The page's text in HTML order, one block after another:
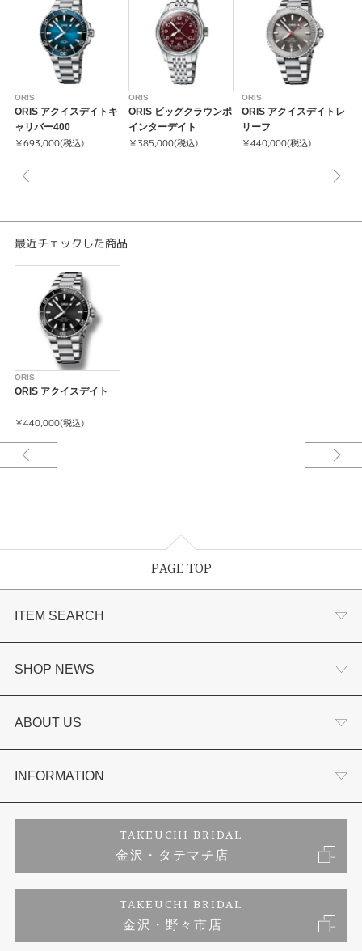
腕時計
ORIS
計算し尽くされたデザイン、高性能素材と実用的機能をあわせもつ、革新的
ORIS
ORIS アクイスデイトキ
ャリバー400
￥693,000(税込)
ORIS
ORIS ビッグクラウンポ
インターデイト
￥385,000(税込)
ORIS
ORIS アクイスデイトレ
リーフ
￥440,000(税込)
最近チェックした商品
ORIS
ORIS アクイスデイト
￥440,000(税込)
PAGE TOP
ITEM SEARCH
婚約指輪
結婚指輪
セットリング
婚約ネックレス
ダイヤモンド
ジュエリーリフォーム
SHOP NEWS
選ばれる理由まとめ
お客様の声
プロポーズサポート
ブランドリスト
福井指輪工房｜手作りペアリング
ABOUT US
会社概要
お客様の声
INFORMATION
プライバシーポリシー
TAKEUCHI BRIDAL
金沢・タテマチ店
TAKEUCHI BRIDAL
金沢・野々市店